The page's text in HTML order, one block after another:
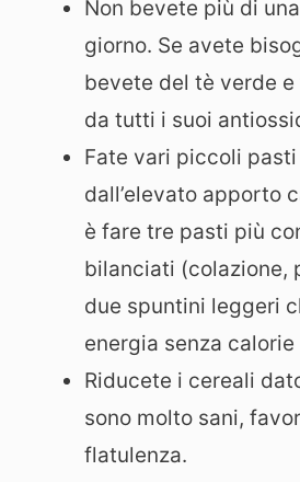
Non bevete più di
giorno. Se avete
bevete del tè verde
da tutti i suoi
Fate vari piccoli
dall’elevato apporto
è fare tre pasti più
bilanciati (colazione,
due spuntini leggeri
energia senza
Riducete i cereali
sono molto sani,
flatulenza.